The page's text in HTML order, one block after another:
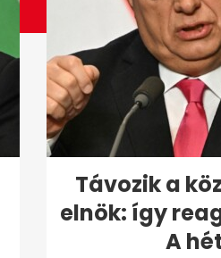
Távozik a
elnök: így
A